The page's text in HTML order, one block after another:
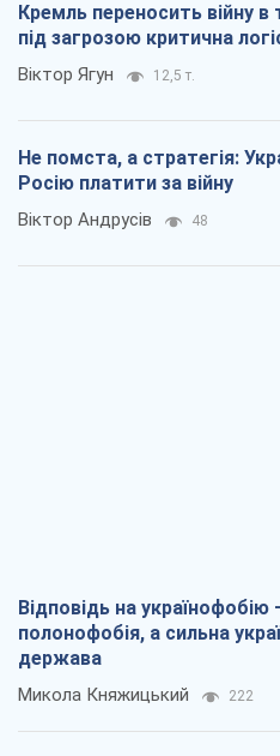
Кремль переносить війну в
під загрозою критична
Віктор Ягун 12,5 т.
Не помста, а стратегія:
Росію платити за війну
Віктор Андрусів 48
Відповідь на українофобію
полонофобія, а сильна
держава
Микола Княжицький 222